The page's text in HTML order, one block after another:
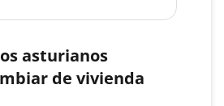
asturianos
de vivienda